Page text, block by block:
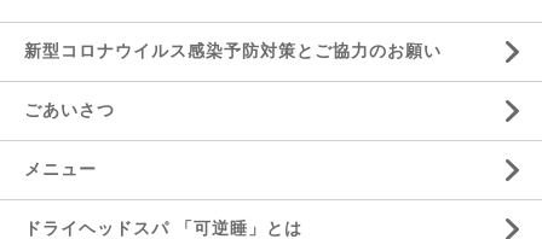
新型コロナウイルス感染予防対策とご協力のお願い
ごあいさつ
メニュー
ドライヘッドスパ 「可逆睡」とは